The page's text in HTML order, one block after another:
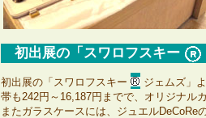
初出展の「スワロフスキー
初出展の「スワロフスキー
ジェムズ」
帯も242円～16,187円までで、オリジナル
またガラスケースには、ジュエルDeCoRe